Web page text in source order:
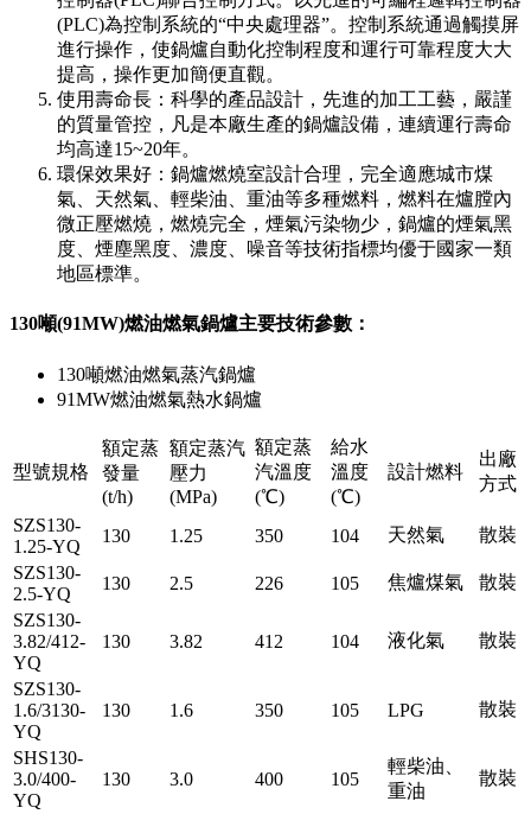
(PLC)為控制系統的“中央處理器”。控制系統通過觸摸屏
進行操作，使鍋爐自動化控制程度和運行可靠程度大大
提高，操作更加簡便直觀。
使用壽命長：科學的產品設計，先進的加工工藝，嚴謹
的質量管控，凡是本廠生產的鍋爐設備，連續運行壽命
均高達15~20年。
環保效果好：鍋爐燃燒室設計合理，完全適應城市煤
氣、天然氣、輕柴油、重油等多種燃料，燃料在爐膛內
微正壓燃燒，燃燒完全，煙氣污染物少，鍋爐的煙氣黑
度、煙塵黑度、濃度、噪音等技術指標均優于國家一類
地區標準。
130噸(91MW)燃油燃氣鍋爐主要技術參數：
130噸燃油燃氣蒸汽鍋爐
91MW燃油燃氣熱水鍋爐
型號規格
額定蒸
發量
(t/h)
額定蒸汽
壓力
(MPa)
額定蒸
汽溫度
(℃)
給水
溫度
(℃)
設計燃料
出廠
方式
SZS130-
1.25-YQ
130 1.25 350 104 天然氣
散裝
SZS130-
2.5-YQ
130 2.5 226 105 焦爐煤氣
散裝
SZS130-
3.82/412-
YQ
130 3.82 412 104 液化氣 散裝
SZS130-
1.6/3130-
YQ
130 1.6 350 105 LPG 散裝
SHS130-
3.0/400-
YQ
130 3.0 400 105
輕柴油、
重油
散裝